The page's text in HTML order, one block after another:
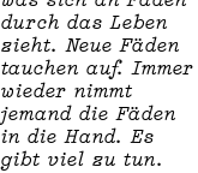
durch das Leben
zieht. Neue Fäden
tauchen auf. Immer
wieder nimmt
jemand die Fäden
in die Hand. Es
gibt viel zu tun.